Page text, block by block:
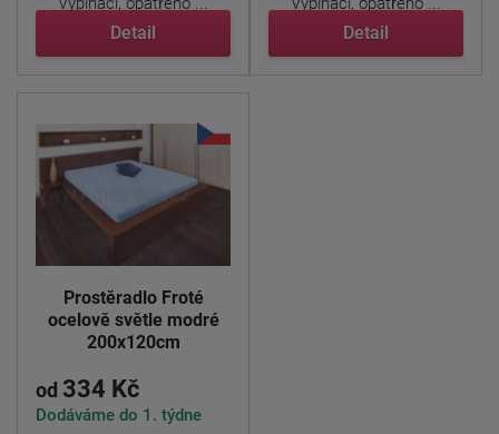
Detail Detail
Prostěradlo Froté
ocelově světle modré
200x120cm
od 334 Kč
Dodáváme do 1. týdne